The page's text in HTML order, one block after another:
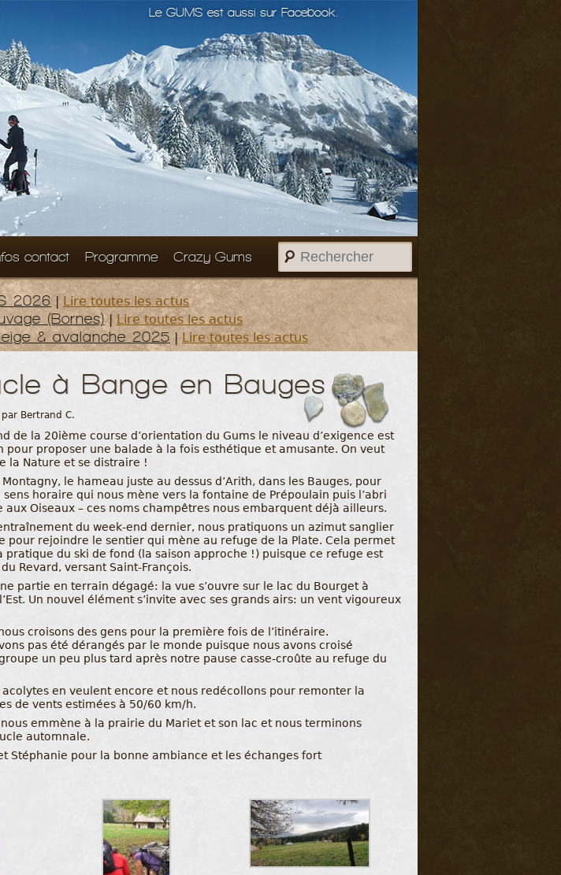
Le GUMS est aussi sur Facebook.
contact Programme Crazy Gums
Rechercher
2026| Lire toutes les actus
(Bornes)| Lire toutes les actus
& avalanche 2025 | Lire toutes les actus
à Bange en Bauges
Bertrand C.
de la 20ième course d’orientation du Gums le niveau d’exigence est
pour proposer une balade à la fois esthétique et amusante. On veut
la Nature et se distraire !
le hameau juste au dessus d’Arith, dans les Bauges, pour
horaire qui nous mène vers la fontaine de Prépoulain puis l’abri
Oiseaux – ces noms champêtres nous embarquent déjà ailleurs.
du week-end dernier, nous pratiquons un azimut sanglier
pour rejoindre le sentier qui mène au refuge de la Plate. Cela permet
pratique du ski de fond (la saison approche !) puisque ce refuge est
Revard, versant Saint-François.
partie en terrain dégagé: la vue s’ouvre sur le lac du Bourget à
Un nouvel élément s’invite avec ses grands airs: un vent vigoureux
croisons des gens pour la première fois de l’itinéraire.
pas été dérangés par le monde puisque nous avons croisé
un peu plus tard après notre pause casse-croûte au refuge du
en veulent encore et nous redécollons pour remonter la
de vents estimées à 50/60 km/h.
emmène à la prairie du Mariet et son lac et nous terminons
automnale.
Stéphanie pour la bonne ambiance et les échanges fort